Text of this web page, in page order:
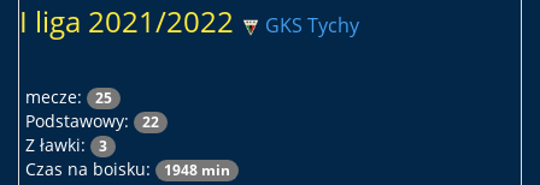
I liga 2021/2022 GKS Tychy
mecze: 25
Podstawowy: 22
Z ławki: 3
Czas na boisku: 1948 min